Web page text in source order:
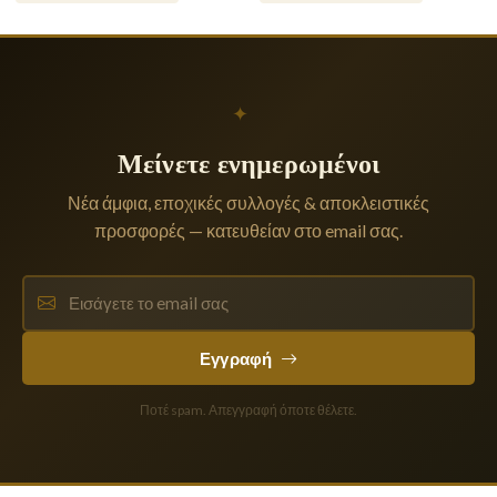
✦
Μείνετε ενημερωμένοι
Νέα άμφια, εποχικές συλλογές & αποκλειστικές
προσφορές — κατευθείαν στο email σας.
Εγγραφή
Ποτέ spam. Απεγγραφή όποτε θέλετε.